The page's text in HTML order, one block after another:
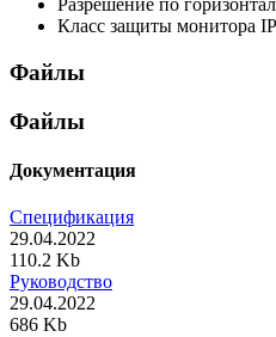
Разрешение по
Класс защиты монитора
Файлы
Файлы
Документация
Спецификация
29.04.2022
110.2 Kb
Руководство
29.04.2022
686 Kb